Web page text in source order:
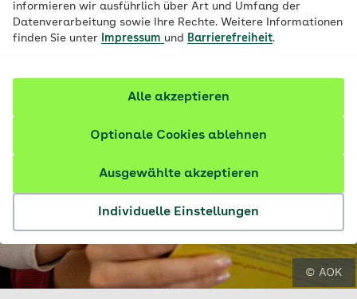
informieren wir ausführlich über Art und Umfang der
Datenverarbeitung sowie Ihre Rechte. Weitere Informationen
finden Sie unter
Impressum und Barrierefreiheit.
Individuelle Einstellungen
Ausgewählte akzeptieren
Optionale Cookies ablehnen
Alle akzeptieren
© AOK